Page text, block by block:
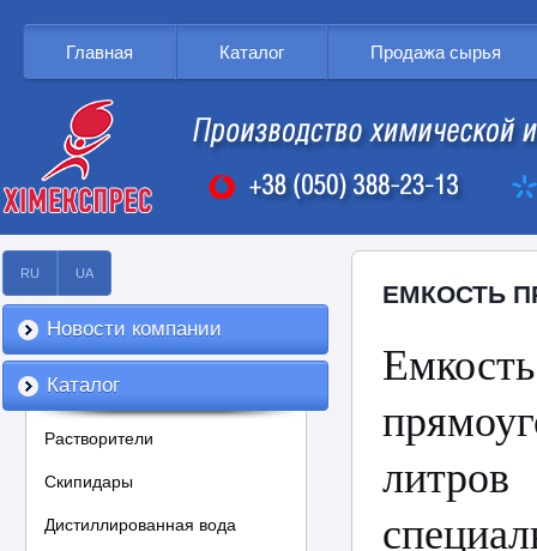
Главная Каталог Продажа сырья
RU UA
Новости компании
Каталог
Растворители
Скипидары
Дистиллированная вода
ЕМКОСТЬ